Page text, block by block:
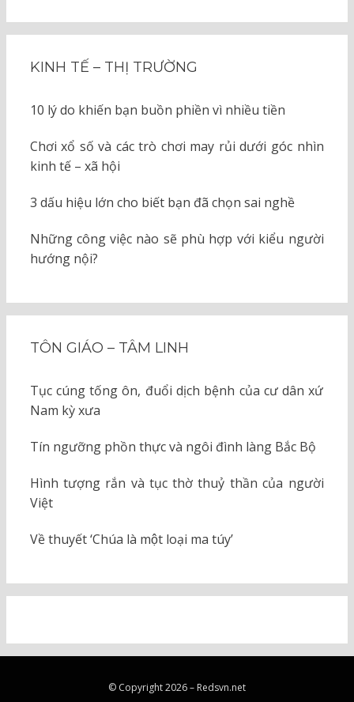
KINH TẾ – THỊ TRƯỜNG
10 lý do khiến bạn buồn phiền vì nhiều tiền
Chơi xổ số và các trò chơi may rủi dưới góc nhìn
kinh tế – xã hội
3 dấu hiệu lớn cho biết bạn đã chọn sai nghề
Những công việc nào sẽ phù hợp với kiểu người
hướng nội?
TÔN GIÁO – TÂM LINH
Tục cúng tống ôn, đuổi dịch bệnh của cư dân xứ
Nam kỳ xưa
Tín ngưỡng phồn thực và ngôi đình làng Bắc Bộ
Hình tượng rắn và tục thờ thuỷ thần của người
Việt
Về thuyết ‘Chúa là một loại ma túy’
© Copyright 2026 – Redsvn.net